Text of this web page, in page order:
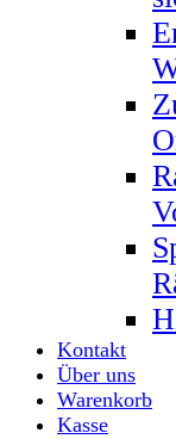
Kontakt
Über uns
Warenkorb
Kasse